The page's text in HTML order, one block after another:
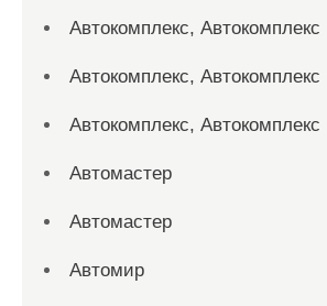
Автокомплекс, Автокомплекс
Автокомплекс, Автокомплекс
Автокомплекс, Автокомплекс
Автомастер
Автомастер
Автомир